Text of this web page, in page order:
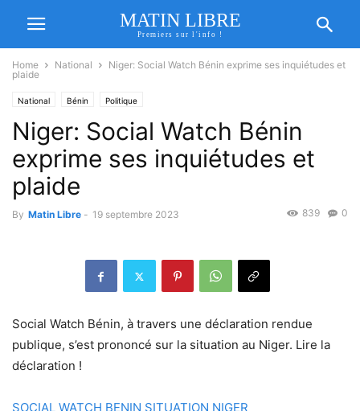
MATIN LIBRE
Premiers sur l'info !
Home National
Niger: Social Watch Bénin exprime ses inquiétudes et
plaide
National Bénin Politique
Niger: Social Watch Bénin
exprime ses inquiétudes et
plaide
By Matin Libre - 19 septembre 2023 0
839
Social Watch Bénin, à travers une déclaration rendue
publique, s’est prononcé sur la situation au Niger. Lire la
déclaration !
SOCIAL WATCH BENIN SITUATION NIGER